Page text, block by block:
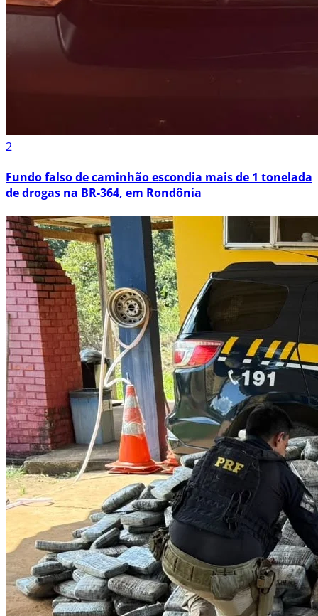
2
Fundo falso de caminhão escondia mais de 1 tonelada
de drogas na BR-364, em Rondônia